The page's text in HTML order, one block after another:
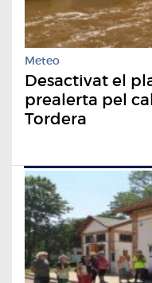
Meteo
Desactivat el
prealerta pel
Tordera